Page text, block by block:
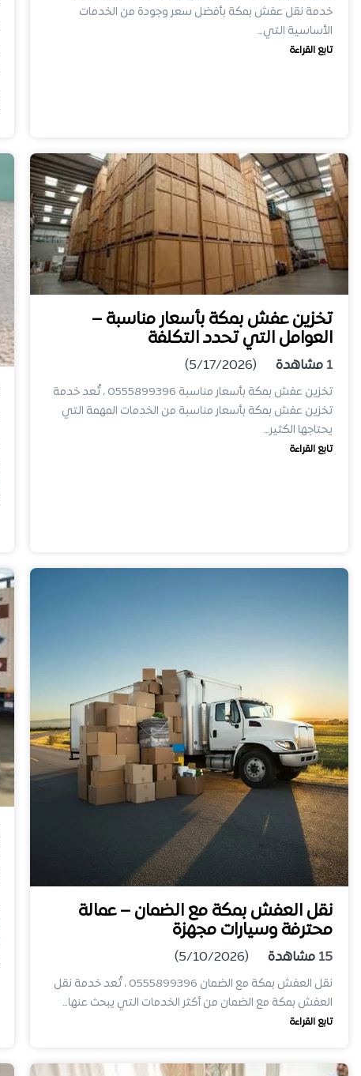
خدمة نقل عفش بمكة بأفضل سعر وجودة من الخدمات
الأساسية التي…
تابع القراءة
تخزين عفش بمكة بأسعار مناسبة –
العوامل التي تحدد التكلفة
1 مشاهدة (5/17/2026)
تخزين عفش بمكة بأسعار مناسبة 0555899396 ، تُعد خدمة
تخزين عفش بمكة بأسعار مناسبة من الخدمات المهمة التي
يحتاجها الكثير…
تابع القراءة
نقل العفش بمكة مع الضمان – عمالة
محترفة وسيارات مجهزة
15 مشاهدة (5/10/2026)
نقل العفش بمكة مع الضمان 0555899396 ، تُعد خدمة نقل
العفش بمكة مع الضمان من أكثر الخدمات التي يبحث عنها…
تابع القراءة